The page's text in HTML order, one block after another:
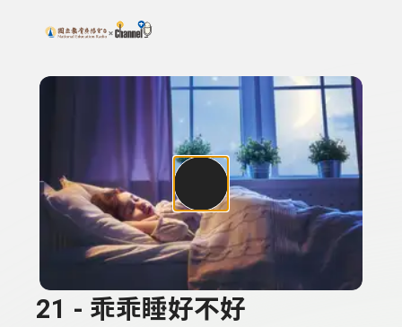
上方功能區塊
搜尋關鍵字：可輸入節目名稱、主持人或關鍵字
21 - 乖乖睡好不好